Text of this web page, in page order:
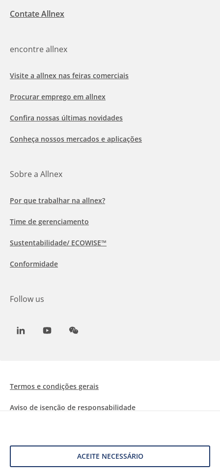
ACEITE NECESSÁRIO
Contate Allnex
encontre allnex
Visite a allnex nas feiras comerciais
Procurar emprego em allnex
Confira nossas últimas novidades
Conheça nossos mercados e aplicações
Sobre a Allnex
Por que trabalhar na allnex?
Time de gerenciamento
Sustentabilidade/ ECOWISE™
Conformidade
Follow us
LinkedInYoutubeWeChat
Termos e condições gerais
Aviso de isenção de responsabilidade
Proteção de dados